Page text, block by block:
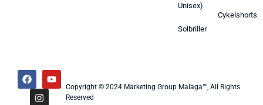
Unisex)
Solbriller
Cykelshorts
Copyright © 2024 Marketing Group Malaga™, All Rights
Reserved